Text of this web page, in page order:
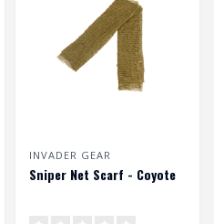
INVADER GEAR
Sniper Net Scarf - Coyote